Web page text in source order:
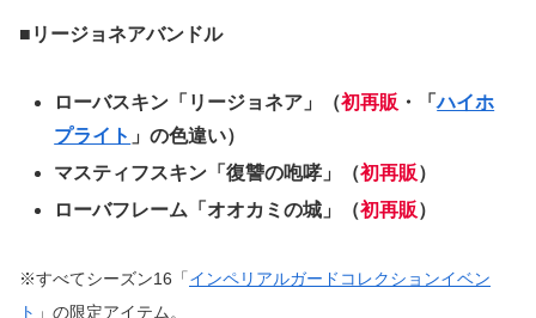
■リージョネアバンドル
ローバスキン「リージョネア」 （初再販 ・「ハイホ
プライト 」の色違い）
マスティフスキン「復讐の咆哮」（初再販）
ローバフレーム「オオカミの城」（初再販）
※すべてシーズン16「インペリアルガードコレクションイベン
ト 」の限定アイテム。